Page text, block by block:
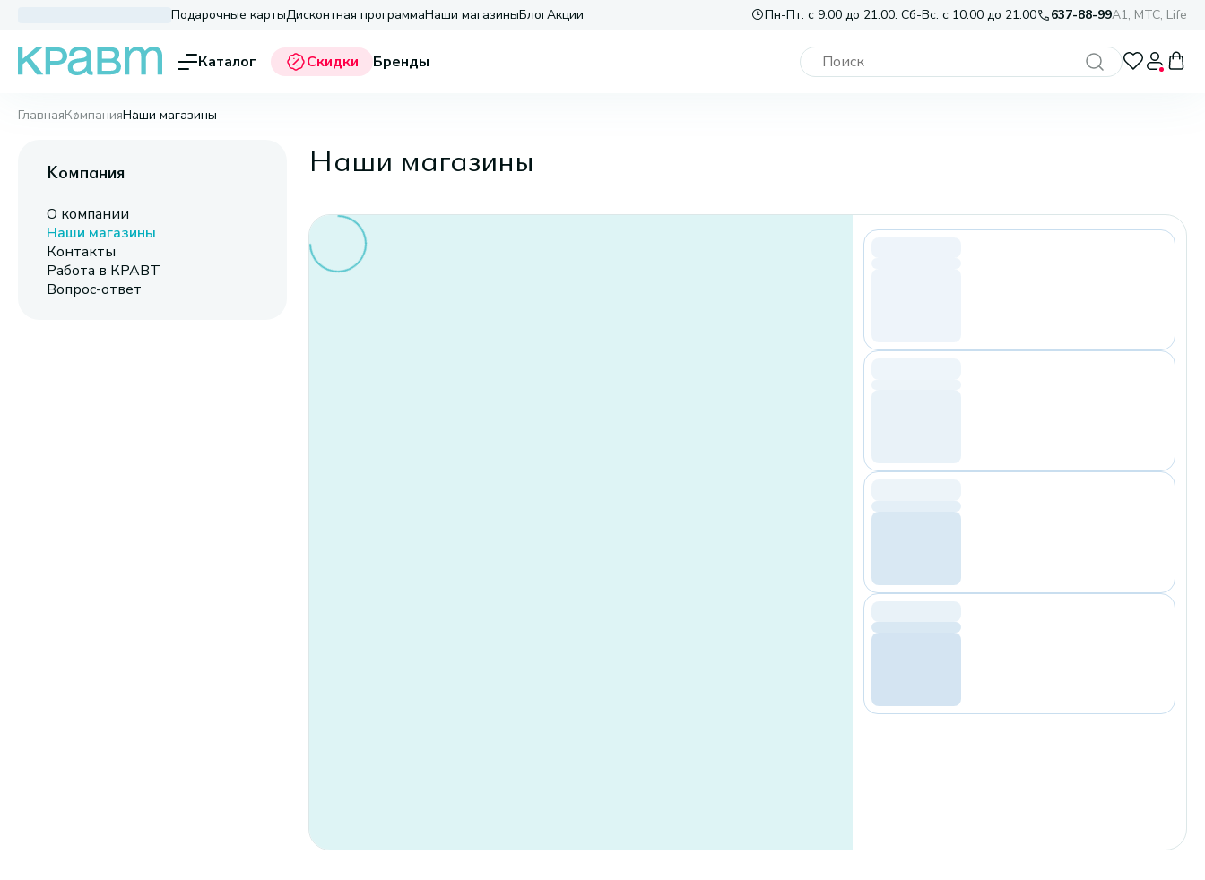
Подарочные картыДисконтная программаНаши магазиныБлогАкции Пн-Пт: с 9:00 до 21:00. Сб-Вс: с 10:00 до 21:00 637-88-99A1, МТС, Life
Каталог Скидки Бренды
ГлавнаяКомпанияНаши магазины
Компания
О компании
Наши магазины
Контакты
Работа в КРАВТ
Вопрос-ответ
Наши магазины